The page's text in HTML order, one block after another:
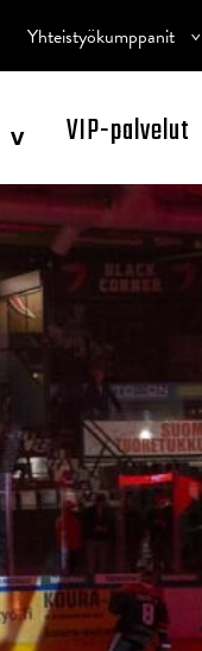
^ VIP-palvelut
Yhteistyökumppanit ^